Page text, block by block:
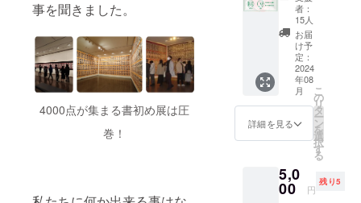
事を聞きました。
4000点が集まる書初め展は圧
巻！
（ニッ
クネー
ム可）
または
会社名
などを
ご記入
下さ
い。
りがと
うメッ
セージ
＆書道
家が希
望の言
葉を色
紙に書
き送付
いたし
ます。
＜備考
事項＞
・色紙
に書い
者：
15人
お届
け予
定：
2024
年08
月
詳細を見る
こ
の
リ
タ
ー
ン
を
選
択
す
る
5,0
00 円
残り5